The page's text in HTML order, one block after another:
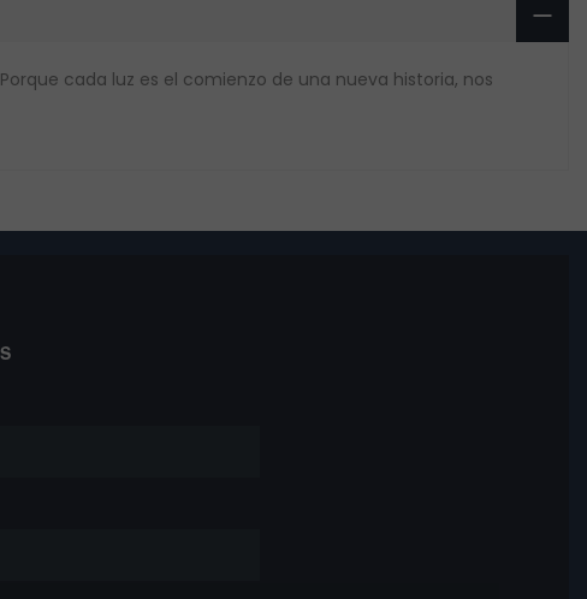
cada luz es el comienzo de una nueva historia, nos